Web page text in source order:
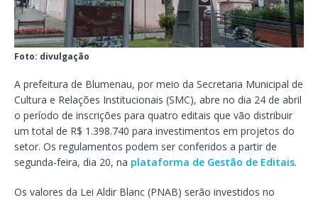
Foto: divulgação
A prefeitura de Blumenau, por meio da Secretaria Municipal de
Cultura e Relações Institucionais (SMC), abre no dia 24 de abril
o período de inscrições para quatro editais que vão distribuir
um total de R$ 1.398.740 para investimentos em projetos do
setor. Os regulamentos podem ser conferidos a partir de
segunda-feira, dia 20, na plataforma de Gestão de Editais.
Os valores da Lei Aldir Blanc (PNAB) serão investidos no